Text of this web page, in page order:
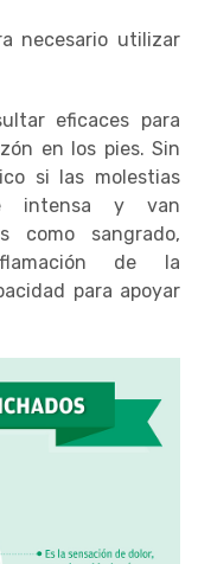
necesario utilizar
eficaces para
en los pies. Sin
si las molestias
intensa y van
como sangrado,
de la
para apoyar